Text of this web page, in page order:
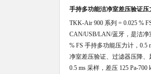
手持多功能洁净室差压验证压
TKK-Air 900 系列 = 0.025 %
CAN/USB/LAN/蓝牙，是洁
% FS 手持多功能压力计，0.5
净室差压验证、过滤器压降
0.5 ms 采样，差压 125 Pa-